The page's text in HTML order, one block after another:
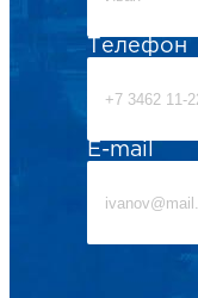
Телефон
E-mail